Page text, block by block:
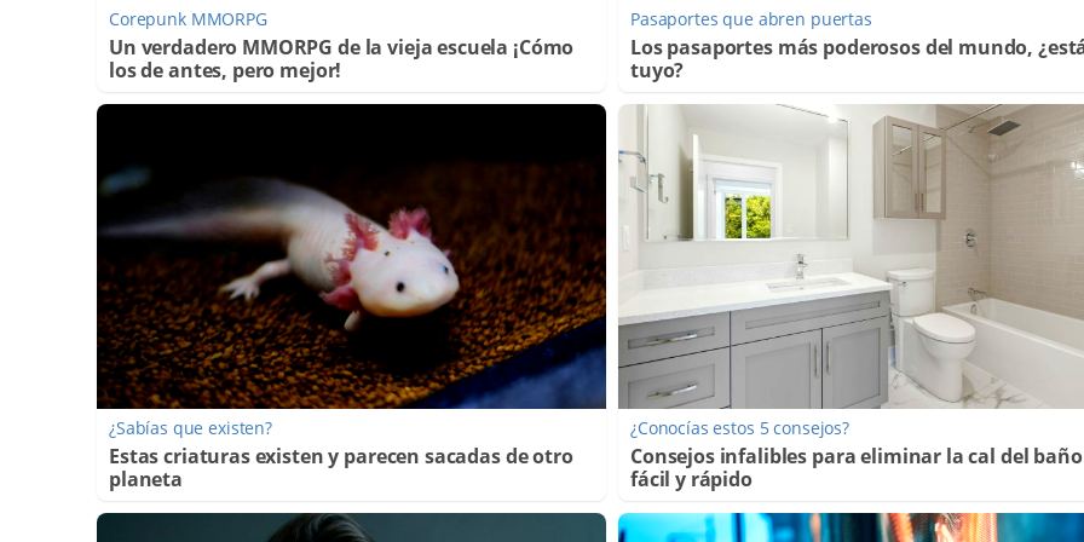
Corepunk MMORPG
Un verdadero MMORPG de la vieja escuela ¡Cómo
los de antes, pero mejor!
Pasaportes que abren puertas
Los pasaportes más poderosos del mundo,
tuyo?
¿Sabías que existen?
Estas criaturas existen y parecen sacadas de otro
planeta
¿Conocías estos 5 consejos?
Consejos infalibles para eliminar la cal del baño
fácil y rápido